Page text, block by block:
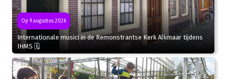
Op 9 augustus 2026
Internationale musici in de Remonstrantse Kerk Alkmaar tijdens
IHMS 🗓